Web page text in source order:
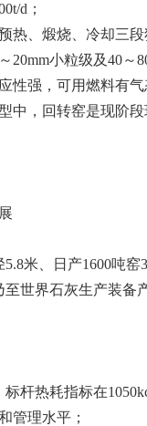
d；
热、煅烧、冷却三
20mm小粒级及40
性强，可用燃料有
中，回转窑是现阶
米、日产1600吨
世界石灰生产装备
杆热耗指标在
管理水平；